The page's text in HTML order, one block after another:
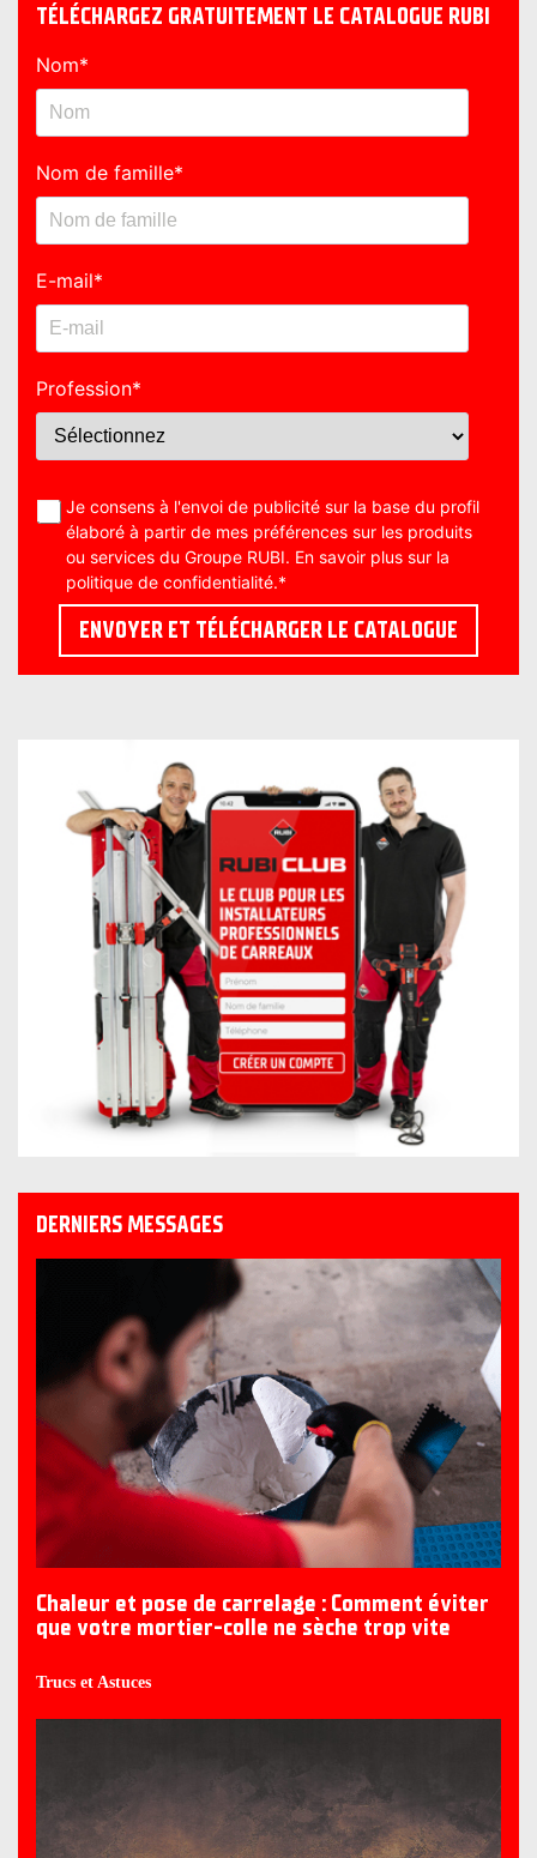
TÉLÉCHARGEZ GRATUITEMENT LE CATALOGUE RUBI
Nom*
Nom de famille*
E-mail*
Profession*
Je consens à l'envoi de publicité sur la base du profil
élaboré à partir de mes préférences sur les produits
ou services du Groupe RUBI. En savoir plus sur la
politique de confidentialité.*
DERNIERS MESSAGES
Chaleur et pose de carrelage : Comment éviter
que votre mortier-colle ne sèche trop vite
Trucs et Astuces